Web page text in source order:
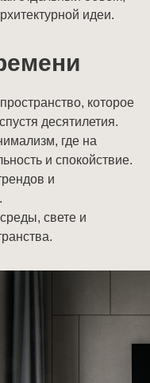
идеи.
которое
десятилетия.
где на
и спокойствие.
и
свете и